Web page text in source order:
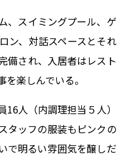
、スイミングプール、ゲ
ン、対話スペースとそれ
備され、入居者はレスト
楽しんでいる。
16人（内調理担当５人）
タッフの服装もピンクの
で明るい雰囲気を醸しだ